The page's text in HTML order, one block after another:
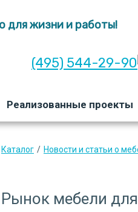
для жизни и работы!
(495) 544-29-90
Реализованные проекты
Каталог / Новости и статьи о
Рынок мебели